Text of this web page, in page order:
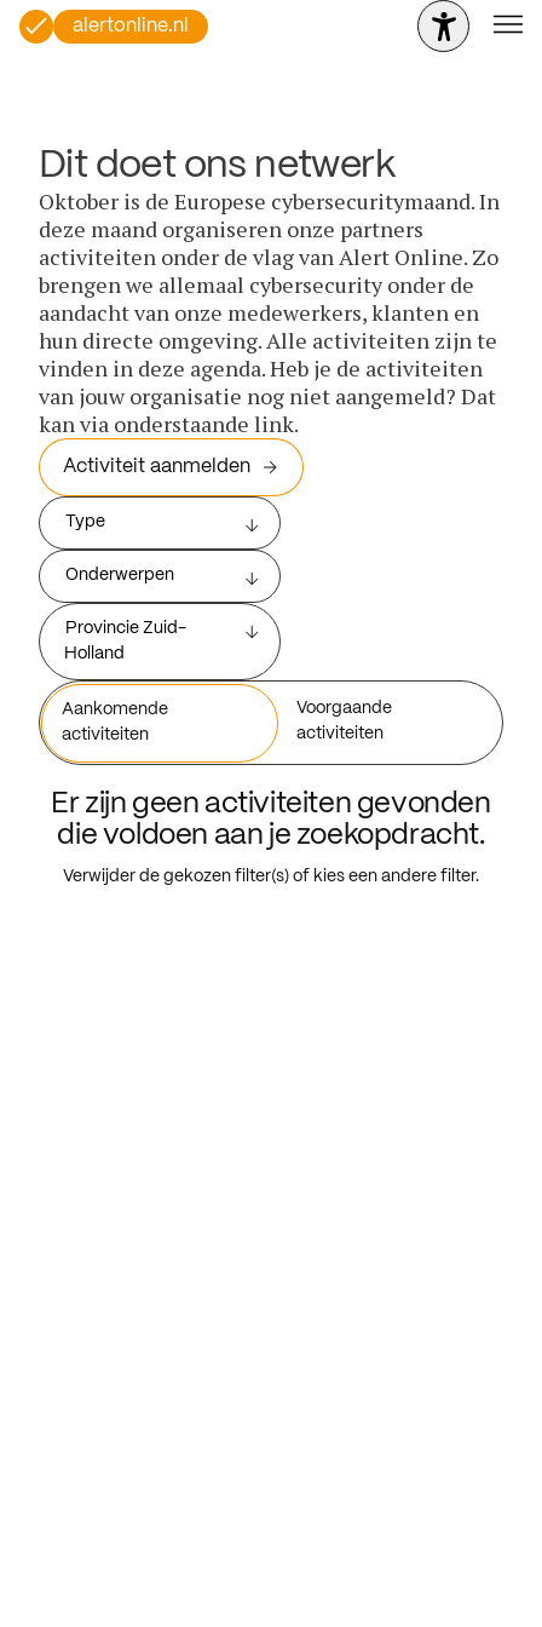
alertonline.nl
Dit doet ons netwerk
Oktober is de Europese cybersecuritymaand. In
deze maand organiseren onze partners
activiteiten onder de vlag van Alert Online. Zo
brengen we allemaal cybersecurity onder de
aandacht van onze medewerkers, klanten en
hun directe omgeving. Alle activiteiten zijn te
vinden in deze agenda. Heb je de activiteiten
van jouw organisatie nog niet aangemeld? Dat
kan via onderstaande link.
Activiteit aanmelden
Type
Onderwerpen
Provincie Zuid-
Holland
Aankomende
activiteiten
Voorgaande
activiteiten
Er zijn geen activiteiten gevonden
die voldoen aan je zoekopdracht.
Verwijder de gekozen filter(s) of kies een andere filter.